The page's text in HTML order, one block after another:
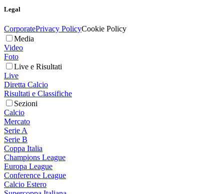
Legal
CorporatePrivacy PolicyCookie Policy
Media
Video
Foto
Live e Risultati
Live
Diretta Calcio
Risultati e Classifiche
Sezioni
Calcio
Mercato
Serie A
Serie B
Coppa Italia
Champions League
Europa League
Conference League
Calcio Estero